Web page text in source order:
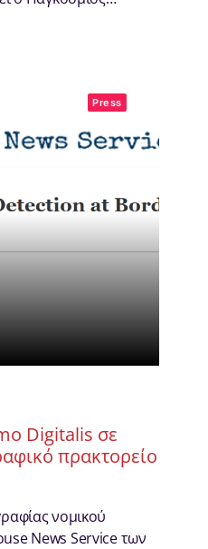
Press
Digitalis σε
πρακτορείο
νομικού
News Service των